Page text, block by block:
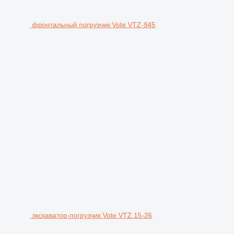
фронтальный погрузчик Vote VTZ-945
экскаватор-погрузчик Vote VTZ 15-26